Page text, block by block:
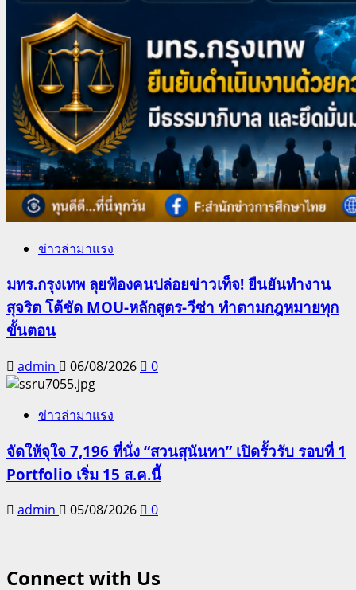
ข่าวล่ามาแรง
มทร.กรุงเทพ ลุยฟ้องคนปล่อยข่าวเท็จ! ยืนยันทำงาน
สุจริต โต้ชัด MOU-หลักสูตร-วีซ่า ทำตามกฎหมายทุก
ขั้นตอน
admin 06/08/2026 0
ข่าวล่ามาแรง
จัดให้จุใจ 7,196 ที่นั่ง “สวนสุนันทา” เปิดรั้วรับ รอบที่ 1
Portfolio เริ่ม 15 ส.ค.นี้
admin 05/08/2026 0
Connect with Us